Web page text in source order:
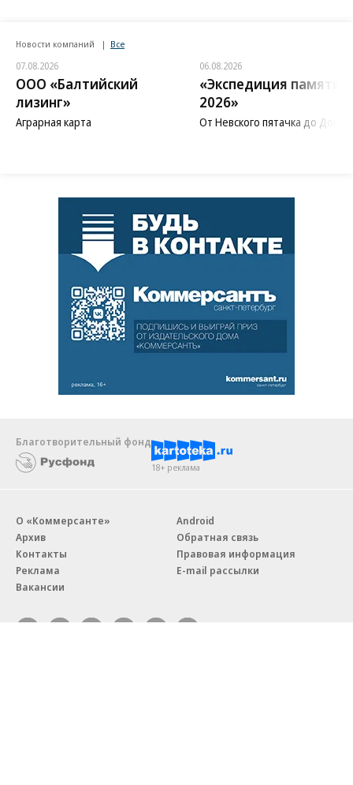
Новости компаний Все
07.08.2026
ООО «Балтийский
лизинг»
Аграрная карта
06.08.2026
«Экспедиция памяти
2026»
От Невского пятачка до
Благотворительный фонд
18+ реклама
О «Коммерсанте»
Архив
Контакты
Реклама
Вакансии
Android
Обратная связь
Правовая информация
E-mail рассылки